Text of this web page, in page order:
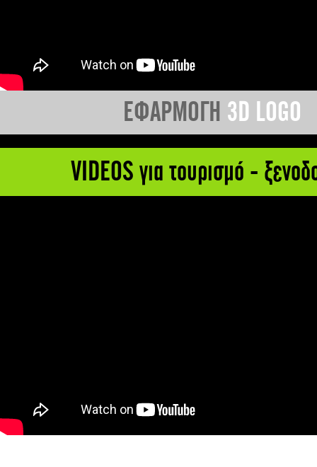
ΕΦΑΡΜΟΓΗ 3D LOGO
VIDEOS για τουρισμό -